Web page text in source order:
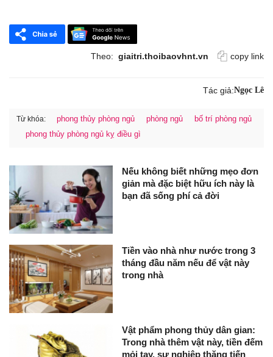
Theo: giaitri.thoibaovhnt.vn copy link
Tác giả:Ngọc Lê
Từ khóa: phong thủy phòng ngủ phòng ngủ
bố trí phòng ngủ
phong thủy phòng ngủ kỵ điều gì
Nếu không biết những mẹo đơn
giản mà đặc biệt hữu ích này là
bạn đã sống phí cả đời
Tiền vào nhà như nước trong 3
tháng đầu năm nếu để vật này
trong nhà
Vật phẩm phong thủy dân gian:
Trong nhà thêm vật này, tiền đếm
mỏi tay, sự nghiệp thăng tiến